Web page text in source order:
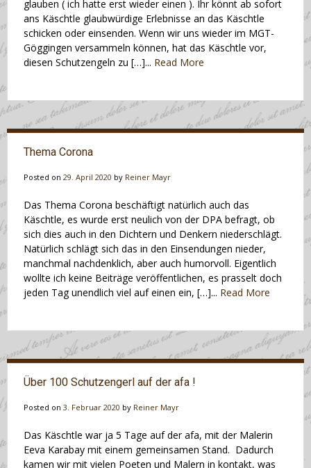
glauben ( ich hatte erst wieder einen ). Ihr könnt ab sofort
ans Käschtle glaubwürdige Erlebnisse an das Käschtle
schicken oder einsenden. Wenn wir uns wieder im MGT-
Göggingen versammeln können, hat das Käschtle vor,
diesen Schutzengeln zu […]... Read More
Thema Corona
Posted on 29. April 2020 by Reiner Mayr
Das Thema Corona beschäftigt natürlich auch das
Käschtle, es wurde erst neulich von der DPA befragt, ob
sich dies auch in den Dichtern und Denkern niederschlägt.
Natürlich schlägt sich das in den Einsendungen nieder,
manchmal nachdenklich, aber auch humorvoll. Eigentlich
wollte ich keine Beiträge veröffentlichen, es prasselt doch
jeden Tag unendlich viel auf einen ein, […]... Read More
Über 100 Schutzengerl auf der afa !
Posted on 3. Februar 2020 by Reiner Mayr
Das Käschtle war ja 5 Tage auf der afa, mit der Malerin
Eeva Karabay mit einem gemeinsamen Stand. Dadurch
kamen wir mit vielen Poeten und Malern in kontakt, was